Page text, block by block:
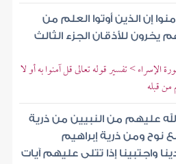
إن الذين أوتوا العلم من
يخرون للأذقان الجزء الثالث
الإسراء > تفسير قوله تعالى قل آمنوا به أو لا
من قبله
عليهم من النبيين من ذرية
نوح ومن ذرية إبراهيم
واجتبينا إذا تتلى عليهم آيات